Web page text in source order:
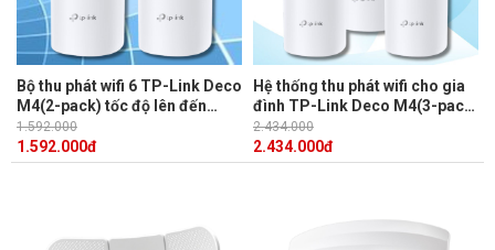
Bộ thu phát wifi 6 TP-Link Deco
M4(2-pack) tốc độ lên đến
1167 Mbps, kết nối đến 100
thiết bị
1.592.000
1.592.000đ
Hệ thống thu phát wifi cho gia
đình TP-Link Deco M4(3-pack)
tốc độ 1167 Mbps, 300 Mbps
trên 2.4 GHz và 867 Mbps trên
5 GHz
2.434.000
2.434.000đ